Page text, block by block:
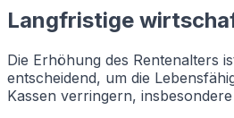
Langfristige
Die Erhöhung des Rentenalters
entscheidend, um die
Kassen verringern,